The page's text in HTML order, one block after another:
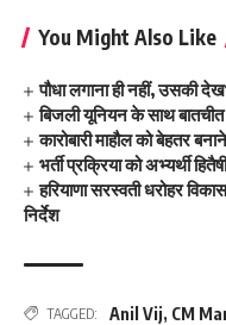
You Might Also Like
पौधा लगाना ही नहीं, उसकी
बिजली यूनियन के साथ बातचीत
कारोबारी माहौल को बेहतर
भर्ती प्रक्रिया को अभ्यर्थी
हरियाणा सरस्वती धरोहर
निर्देश
TAGGED: Anil Vij, CM